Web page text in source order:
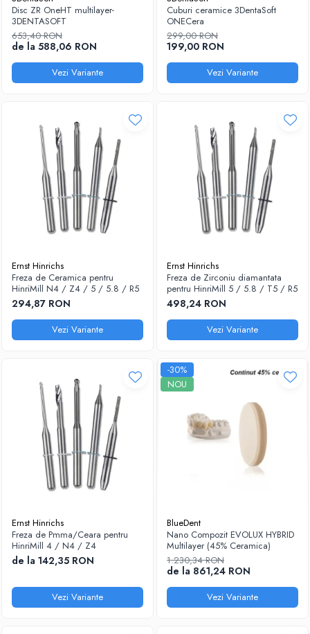
Disc Nano Compozit
Disc PMMA Eldy Plus
Diverse
hs-opaque
Sablatoare
Soclatoare
Disc ZR OneHT multilayer-
3DENTASOFT
653,40 RON
de la 588,06 RON
Vezi Variante
Cuburi ceramice 3DentaSoft
ONECera
299,00 RON
199,00 RON
Vezi Variante
Ernst Hinrichs
Freza de Ceramica pentru
HinriMill N4 / Z4 / 5 / 5.8 / R5
294,87 RON
Vezi Variante
Ernst Hinrichs
Freza de Zirconiu diamantata
pentru HinriMill 5 / 5.8 / T5 / R5
498,24 RON
Vezi Variante
Ernst Hinrichs
Freza de Pmma/Ceara pentru
HinriMill 4 / N4 / Z4
de la 142,35 RON
Vezi Variante
-30%
NOU
BlueDent
Nano Compozit EVOLUX HYBRID
Multilayer (45% Ceramica)
1.230,34 RON
de la 861,24 RON
Vezi Variante